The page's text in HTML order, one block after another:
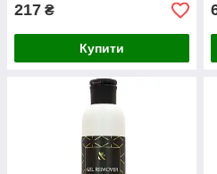
217 ₴
Купити